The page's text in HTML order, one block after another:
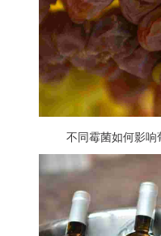
不同霉菌如何影响